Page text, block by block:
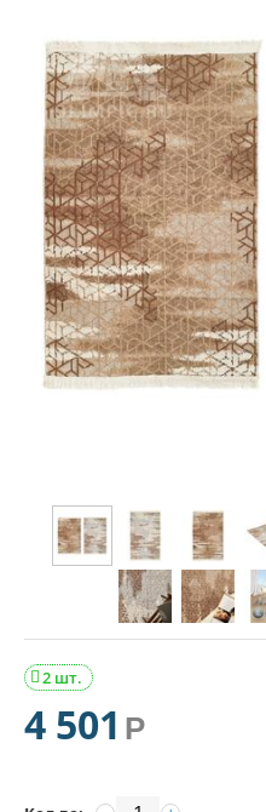
2 шт.

4 501 Р